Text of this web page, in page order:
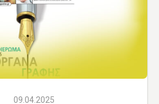
09.04.2025